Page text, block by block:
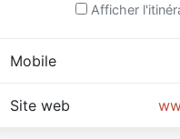
Afficher
Mobile
Site web